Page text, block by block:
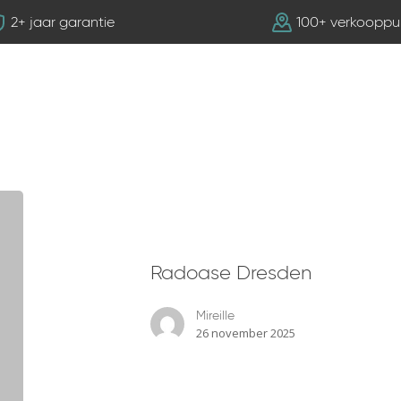
2+ jaar garantie 100+
Radoase Dresden
Mireille
26 november 2025